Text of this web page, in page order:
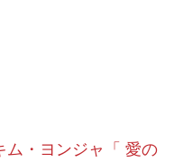
ム・ヨンジャ「 愛の